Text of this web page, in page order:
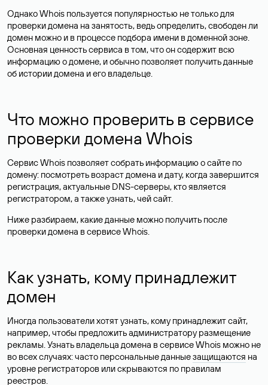
Однако Whois пользуется популярностью не только для
проверки домена на занятость, ведь определить, свободен ли
домен можно и в процессе подбора имени в доменной зоне.
Основная ценность сервиса в том, что он содержит всю
информацию о домене, и обычно позволяет получить данные
об истории домена и его владельце.
Что можно проверить в сервисе
проверки домена Whois
Сервис Whois позволяет собрать информацию о сайте по
домену: посмотреть возраст домена и дату, когда завершится
регистрация, актуальные DNS-серверы, кто является
регистратором, а также узнать, чей сайт.
Ниже разбираем, какие данные можно получить после
проверки домена в сервисе Whois.
Как узнать, кому принадлежит
домен
Иногда пользователи хотят узнать, кому принадлежит сайт,
например, чтобы предложить администратору размещение
рекламы. Узнать владельца домена в сервисе Whois можно не
во всех случаях: часто персональные данныезащищаются на
уровне регистраторов или скрываются по правилам
реестров.